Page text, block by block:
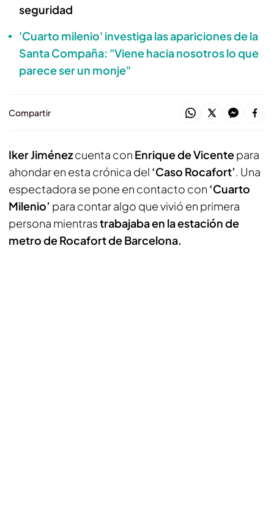
seguridad
'Cuarto milenio' investiga las apariciones de la
Santa Compaña: "Viene hacia nosotros lo que
parece ser un monje"
Compartir
Iker Jiménezcuenta con Enrique de Vicentepara
ahondar en esta crónica del ‘Caso Rocafort’. Una
espectadora se pone en contacto con ‘Cuarto
Milenio’ para contar algo que vivió en primera
persona mientrastrabajaba en la estación de
metro de Rocafort de Barcelona.